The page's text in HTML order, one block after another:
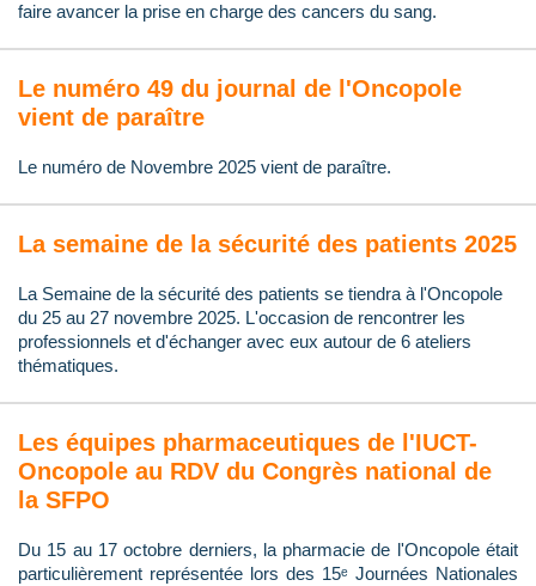
faire avancer la prise en charge des cancers du sang.
Le numéro 49 du journal de l'Oncopole
vient de paraître
Le numéro de Novembre 2025 vient de paraître.
La semaine de la sécurité des patients 2025
La Semaine de la sécurité des patients se tiendra à l'Oncopole
du 25 au 27 novembre 2025. L'occasion de rencontrer les
professionnels et d'échanger avec eux autour de 6 ateliers
thématiques.
Les équipes pharmaceutiques de l'IUCT-
Oncopole au RDV du Congrès national de
la SFPO
Du 15 au 17 octobre derniers, la pharmacie de l'Oncopole était
particulièrement représentée lors des 15ᵉ Journées Nationales